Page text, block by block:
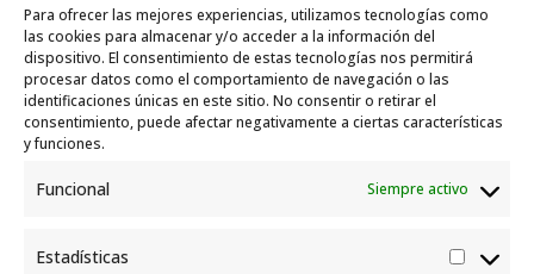
Para ofrecer las mejores experiencias, utilizamos tecnologías como
las cookies para almacenar y/o acceder a la información del
dispositivo. El consentimiento de estas tecnologías nos permitirá
procesar datos como el comportamiento de navegación o las
identificaciones únicas en este sitio. No consentir o retirar el
consentimiento, puede afectar negativamente a ciertas características
y funciones.
Funcional Siempre activo
Estadísticas
Garelli-Refugio: Acciones de empleo en el
marco del Sistema de Acogida de Protección
Internacional 10 julio, 2026